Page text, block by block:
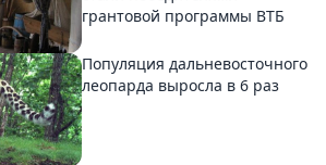
грантовой программы ВТБ
Популяция дальневосточного
леопарда выросла в 6 раз